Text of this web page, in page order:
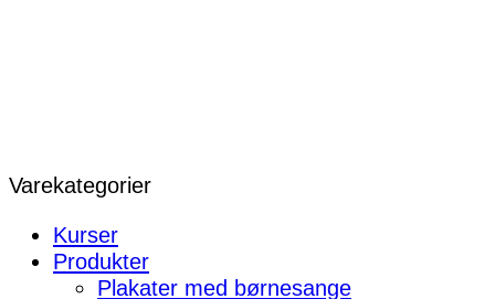
Varekategorier
Kurser
Produkter
Plakater med børnesange